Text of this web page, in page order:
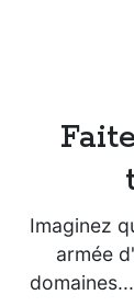
Imaginez
armée